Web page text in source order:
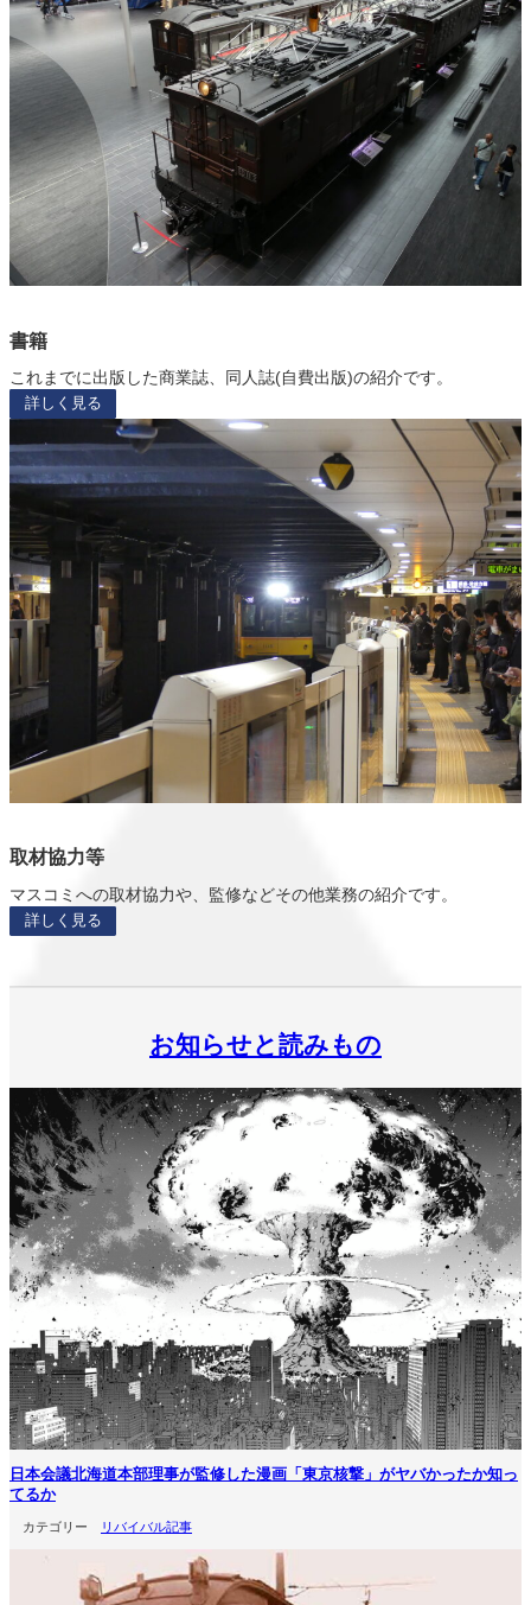
書籍
これまでに出版した商業誌、同人誌(自費出版)の紹介です。
詳しく見る
取材協力等
マスコミへの取材協力や、監修などその他業務の紹介です。
詳しく見る
お知らせと読みもの
日本会議北海道本部理事が監修した漫画「東京核撃」がヤバかったか知っ
てるか
カテゴリー リバイバル記事